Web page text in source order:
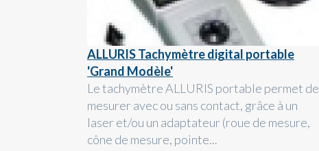
ALLURIS Tachymètre digital portable
'Grand Modèle'
Le tachymètre ALLURIS portable permet de
mesurer avec ou sans contact, grâce à un
laser et/ou un adaptateur (roue de mesure,
cône de mesure, pointe...